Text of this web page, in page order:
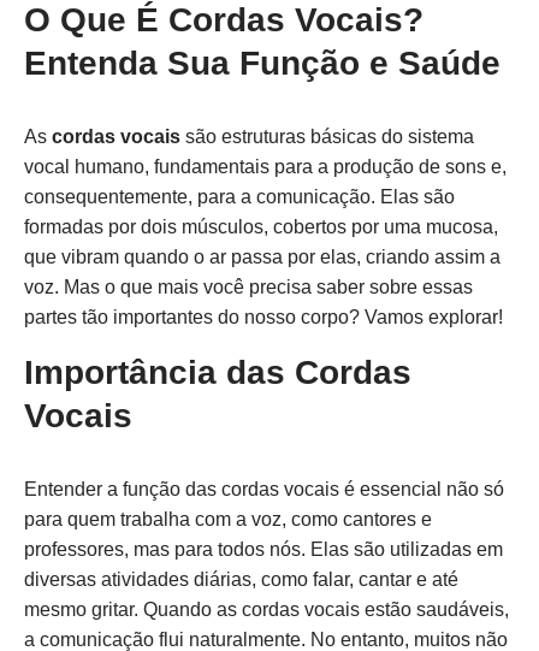
O Que É Cordas Vocais?
Entenda Sua Função e Saúde
As cordas vocais são estruturas básicas do sistema
vocal humano, fundamentais para a produção de sons e,
consequentemente, para a comunicação. Elas são
formadas por dois músculos, cobertos por uma mucosa,
que vibram quando o ar passa por elas, criando assim a
voz. Mas o que mais você precisa saber sobre essas
partes tão importantes do nosso corpo? Vamos explorar!
Importância das Cordas
Vocais
Entender a função das cordas vocais é essencial não só
para quem trabalha com a voz, como cantores e
professores, mas para todos nós. Elas são utilizadas em
diversas atividades diárias, como falar, cantar e até
mesmo gritar. Quando as cordas vocais estão saudáveis,
a comunicação flui naturalmente. No entanto, muitos não